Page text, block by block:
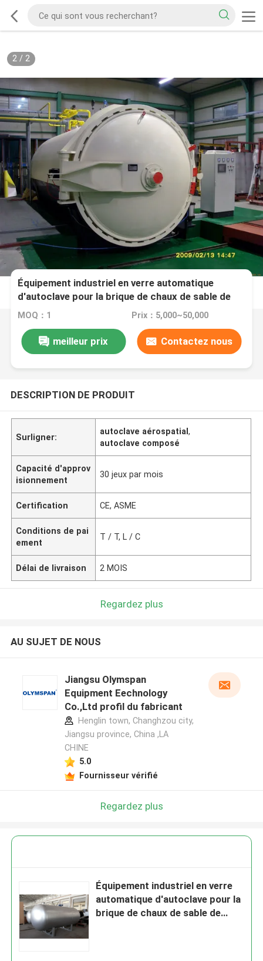
2/ 2
Équipement industriel en verre automatique
d'autoclave pour la brique de chaux de sable de
vapeur
MOQ：1 Prix：5,000~50,000
meilleur prix Contactez nous
DESCRIPTION DE PRODUIT
Surligner:
autoclave aérospatial,
autoclave composé
Capacité d'approv
isionnement
30 jeux par mois
Certification CE, ASME
Conditions de pai
ement
T / T, L / C
Délai de livraison 2 MOIS
Regardez plus
AU SUJET DE NOUS
Jiangsu Olymspan
Equipment Eechnology
Co.,Ltd profil du fabricant
Henglin town, Changhzou city,
Jiangsu province, China ,LA
CHINE
5.0
Fournisseur vérifié
Regardez plus
Équipement industriel en verre
automatique d'autoclave pour la
brique de chaux de sable de